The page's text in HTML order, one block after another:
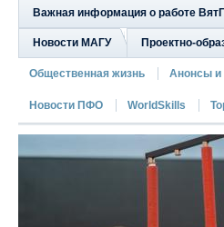
Важная информация о работе
Новости МАГУ Проектно-
Общественная жизнь Анонсы и
Новости ПФО WorldSkills